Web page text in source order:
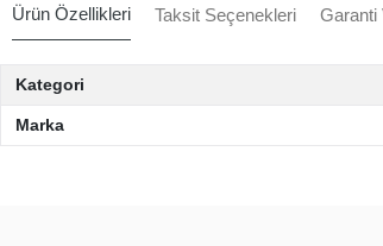
Ürün Özellikleri Taksit Seçenekleri Garanti
Kategori
Marka